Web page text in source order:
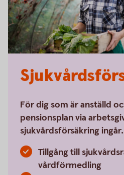
För dig som är anställd
pensionsplan via
sjukvårdsförsäkring ingår.
Tillgång till
vårdförmedling